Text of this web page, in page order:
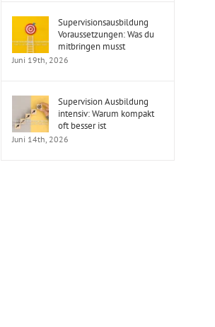
Supervisionsausbildung
Voraussetzungen: Was du
mitbringen musst
Juni 19th, 2026
Supervision Ausbildung
intensiv: Warum kompakt
oft besser ist
Juni 14th, 2026